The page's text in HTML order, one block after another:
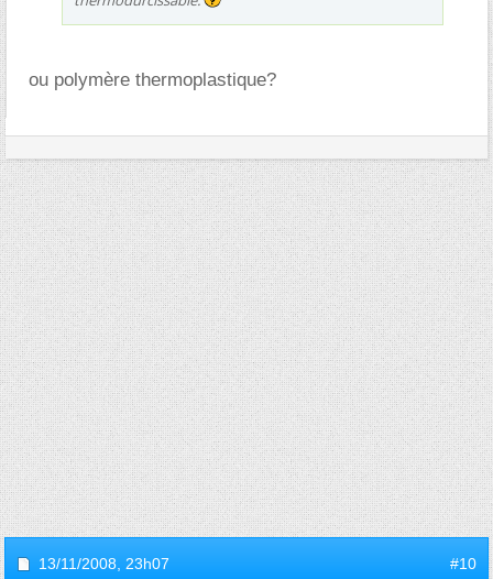
ou polymère thermoplastique?
13/11/2008, 23h07 #10